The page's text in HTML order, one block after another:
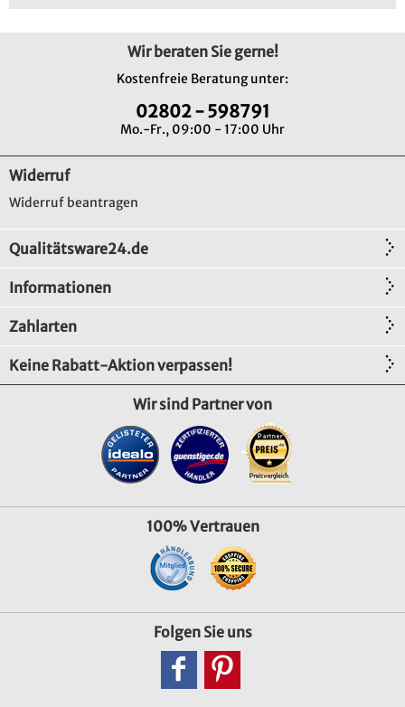
Wir beraten Sie gerne!
Kostenfreie Beratung unter:
02802 - 598791
Mo.-Fr., 09:00 - 17:00 Uhr
Widerruf
Widerruf beantragen
Qualitätsware24.de
Informationen
Zahlarten
Keine Rabatt-Aktion verpassen!
Wir sind Partner von
100% Vertrauen
Folgen Sie uns